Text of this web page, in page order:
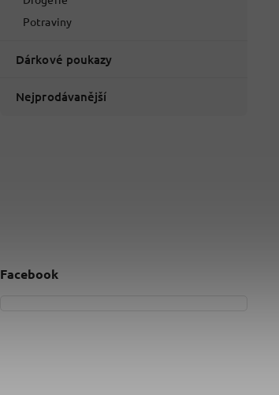
Potraviny
Dárkové poukazy
Nejprodávanější
Facebook